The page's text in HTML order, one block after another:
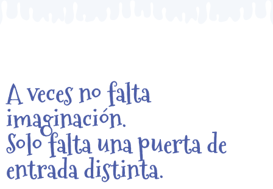
A veces no falta
imaginación.
Solo falta una puerta de
entrada distinta.